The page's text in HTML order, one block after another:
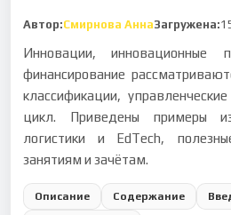
Автор:Смирнова АннаЗагружена:
Инновации, инновационные
финансирование
классификации,
цикл. Приведены примеры
логистики и EdTech,
занятиям и зачётам.
Описание Содержание